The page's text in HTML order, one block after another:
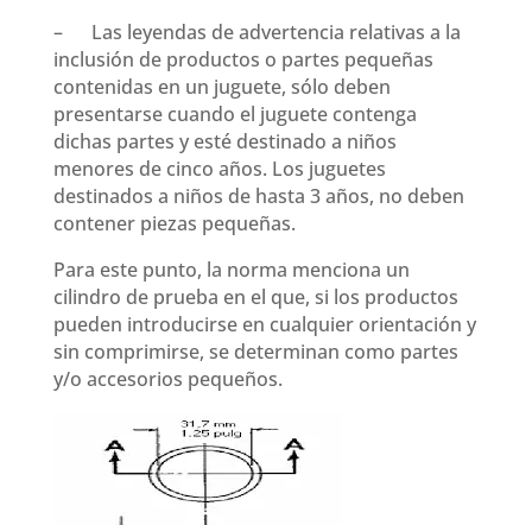
– Las leyendas de advertencia relativas a la
inclusión de productos o partes pequeñas
contenidas en un juguete, sólo deben
presentarse cuando el juguete contenga
dichas partes y esté destinado a niños
menores de cinco años. Los juguetes
destinados a niños de hasta 3 años, no deben
contener piezas pequeñas.
Para este punto, la norma menciona un
cilindro de prueba en el que, si los productos
pueden introducirse en cualquier orientación y
sin comprimirse, se determinan como partes
y/o accesorios pequeños.